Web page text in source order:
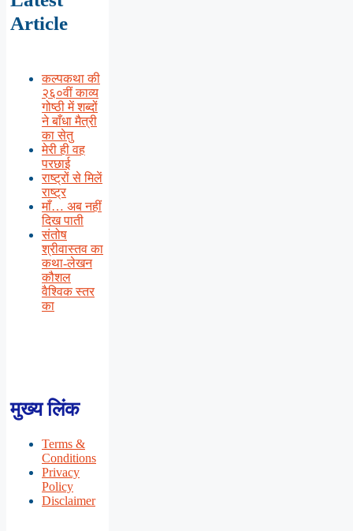
Article
कल्पकथा की
२६०वीं काव्य
गोष्ठी में शब्दों
ने बाँधा मैत्री
का सेतु
मेरी ही वह
परछाई
राष्ट्रों से मिलें
राष्ट्र
माँ… अब नहीं
दिख पाती
संतोष
श्रीवास्तव का
कथा-लेखन
कौशल
वैश्विक स्तर
का
मुख्य लिंक
Terms &
Conditions
Privacy
Policy
Disclaimer